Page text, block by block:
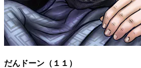
だんドーン（１１）